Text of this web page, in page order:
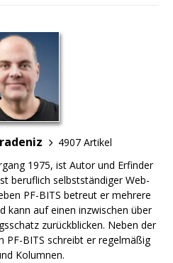
4907 Artikel
1975, ist Autor und Erfinder
beruflich selbstständiger Web-
PF-BITS betreut er mehrere
kann auf einen inzwischen über
zurückblicken. Neben der
PF-BITS schreibt er regelmäßig
Kolumnen.